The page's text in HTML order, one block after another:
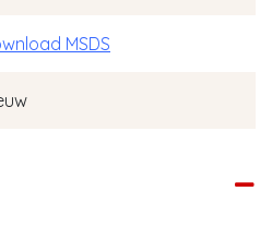
MSDS